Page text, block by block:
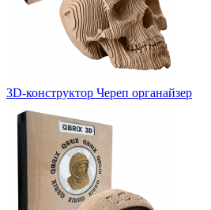
3D-конструктор Череп органайзер